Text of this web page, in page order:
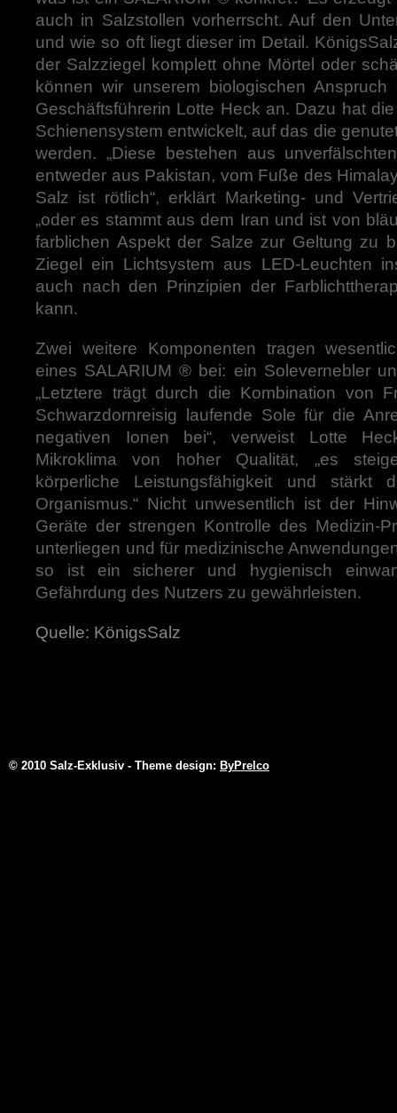
auch in Salzstollen vorherrscht. Auf den
und wie so oft liegt dieser im Detail.
der Salzziegel komplett ohne Mörtel oder
können wir unserem biologischen Anspruch
Geschäftsführerin Lotte Heck an. Dazu hat
Schienensystem entwickelt, auf das die
werden. „Diese bestehen aus
entweder aus Pakistan, vom Fuße des
Salz ist rötlich“, erklärt Marketing- und
„oder es stammt aus dem Iran und ist von
farblichen Aspekt der Salze zur Geltung zu
Ziegel ein Lichtsystem aus LED-Leuchten
auch nach den Prinzipien der
kann.
Zwei weitere Komponenten tragen
eines SALARIUM ® bei: ein Solevernebler
„Letztere trägt durch die Kombination von
Schwarzdornreisig laufende Sole für die
negativen Ionen bei“, verweist Lotte
Mikroklima von hoher Qualität, „es
körperliche Leistungsfähigkeit und stärkt
Organismus.“ Nicht unwesentlich ist der
Geräte der strengen Kontrolle des Medizin-
unterliegen und für medizinische
so ist ein sicherer und hygienisch
Gefährdung des Nutzers zu gewährleisten.
Quelle: KönigsSalz
© 2010 Salz-Exklusiv - Theme design: ByPrelco